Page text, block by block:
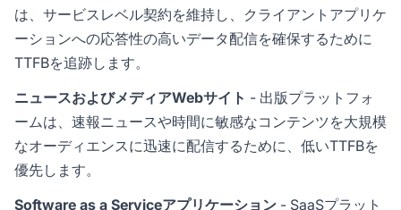
は、サービスレベル契約を維持し、クライアントアプリケ
ーションへの応答性の高いデータ配信を確保するために
TTFBを追跡します。
ニュースおよびメディアWebサイト - 出版プラットフォ
ームは、速報ニュースや時間に敏感なコンテンツを大規模
なオーディエンスに迅速に配信するために、低いTTFBを
優先します。
Software as a Serviceアプリケーション - SaaSプラット